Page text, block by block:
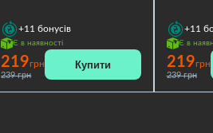
+11 бонусів
Є в наявності
219грн
239 грн
Купити
+11
Є в
219грн
239 грн